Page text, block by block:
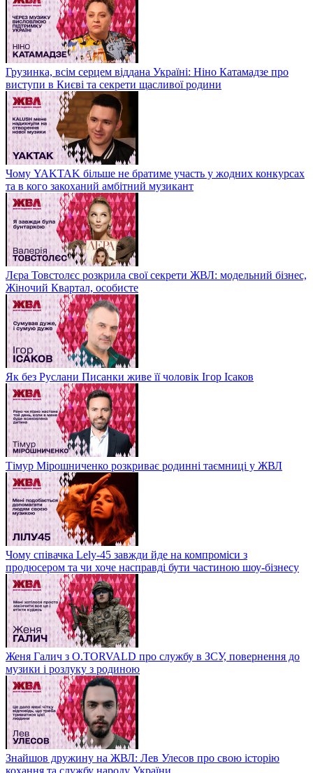
Грузинка, всім серцем віддана Україні: Ніно Катамадзе про
виступи в Києві та секрети щасливої родини
Чому YAKTAK більше не братиме участь у жодних конкурсах
та в кого закоханий амбітний музикант
Лєра Товстолєс розкрила свої секрети ЖВЛ: модельний бізнес,
Жіночий Квартал, особисте
Як без Руслани Писанки живе її чоловік Ігор Ісаков
Тімур Мірошниченко розкриває родинні таємниці у ЖВЛ
Чому співачка Lely-45 завжди йде на компроміси з
продюсером та чи хоче насправді бути частиною шоу-бізнесу
Женя Галич з O.TORVALD про службу в ЗСУ, повернення до
музики і розлуку з родиною
Знайшов дружину на ЖВЛ: Лев Улесов про свою історію
кохання та службу народу України